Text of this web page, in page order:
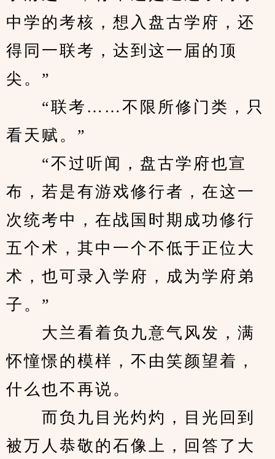
中学的考核，想入盘古学府，还
得同一联考，达到这一届的顶
尖。”
“联考……不限所修门类，只
看天赋。”
“不过听闻，盘古学府也宣
布，若是有游戏修行者，在这一
次统考中，在战国时期成功修行
五个术，其中一个不低于正位大
术，也可录入学府，成为学府弟
子。”
大兰看着负九意气风发，满
怀憧憬的模样，不由笑颜望着，
什么也不再说。
而负九目光灼灼，目光回到
被万人恭敬的石像上，回答了大